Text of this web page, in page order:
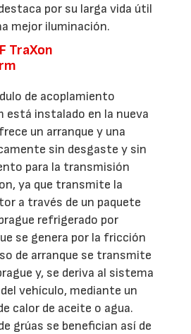
por su larga vida útil
mejor iluminación.
TraXon
de acoplamiento
está instalado en la nueva
un arranque y una
sin desgaste y sin
para la transmisión
ya que transmite la
a través de un paquete
refrigerado por
se genera por la fricción
de arranque se transmite
y, se deriva al sistema
vehículo, mediante un
calor de aceite o agua.
grúas se benefician así de